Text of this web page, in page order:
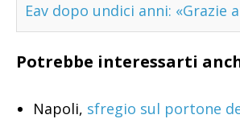
Eav dopo undici anni: «Grazie
Potrebbe interessarti
Napoli, sfregio sul portone